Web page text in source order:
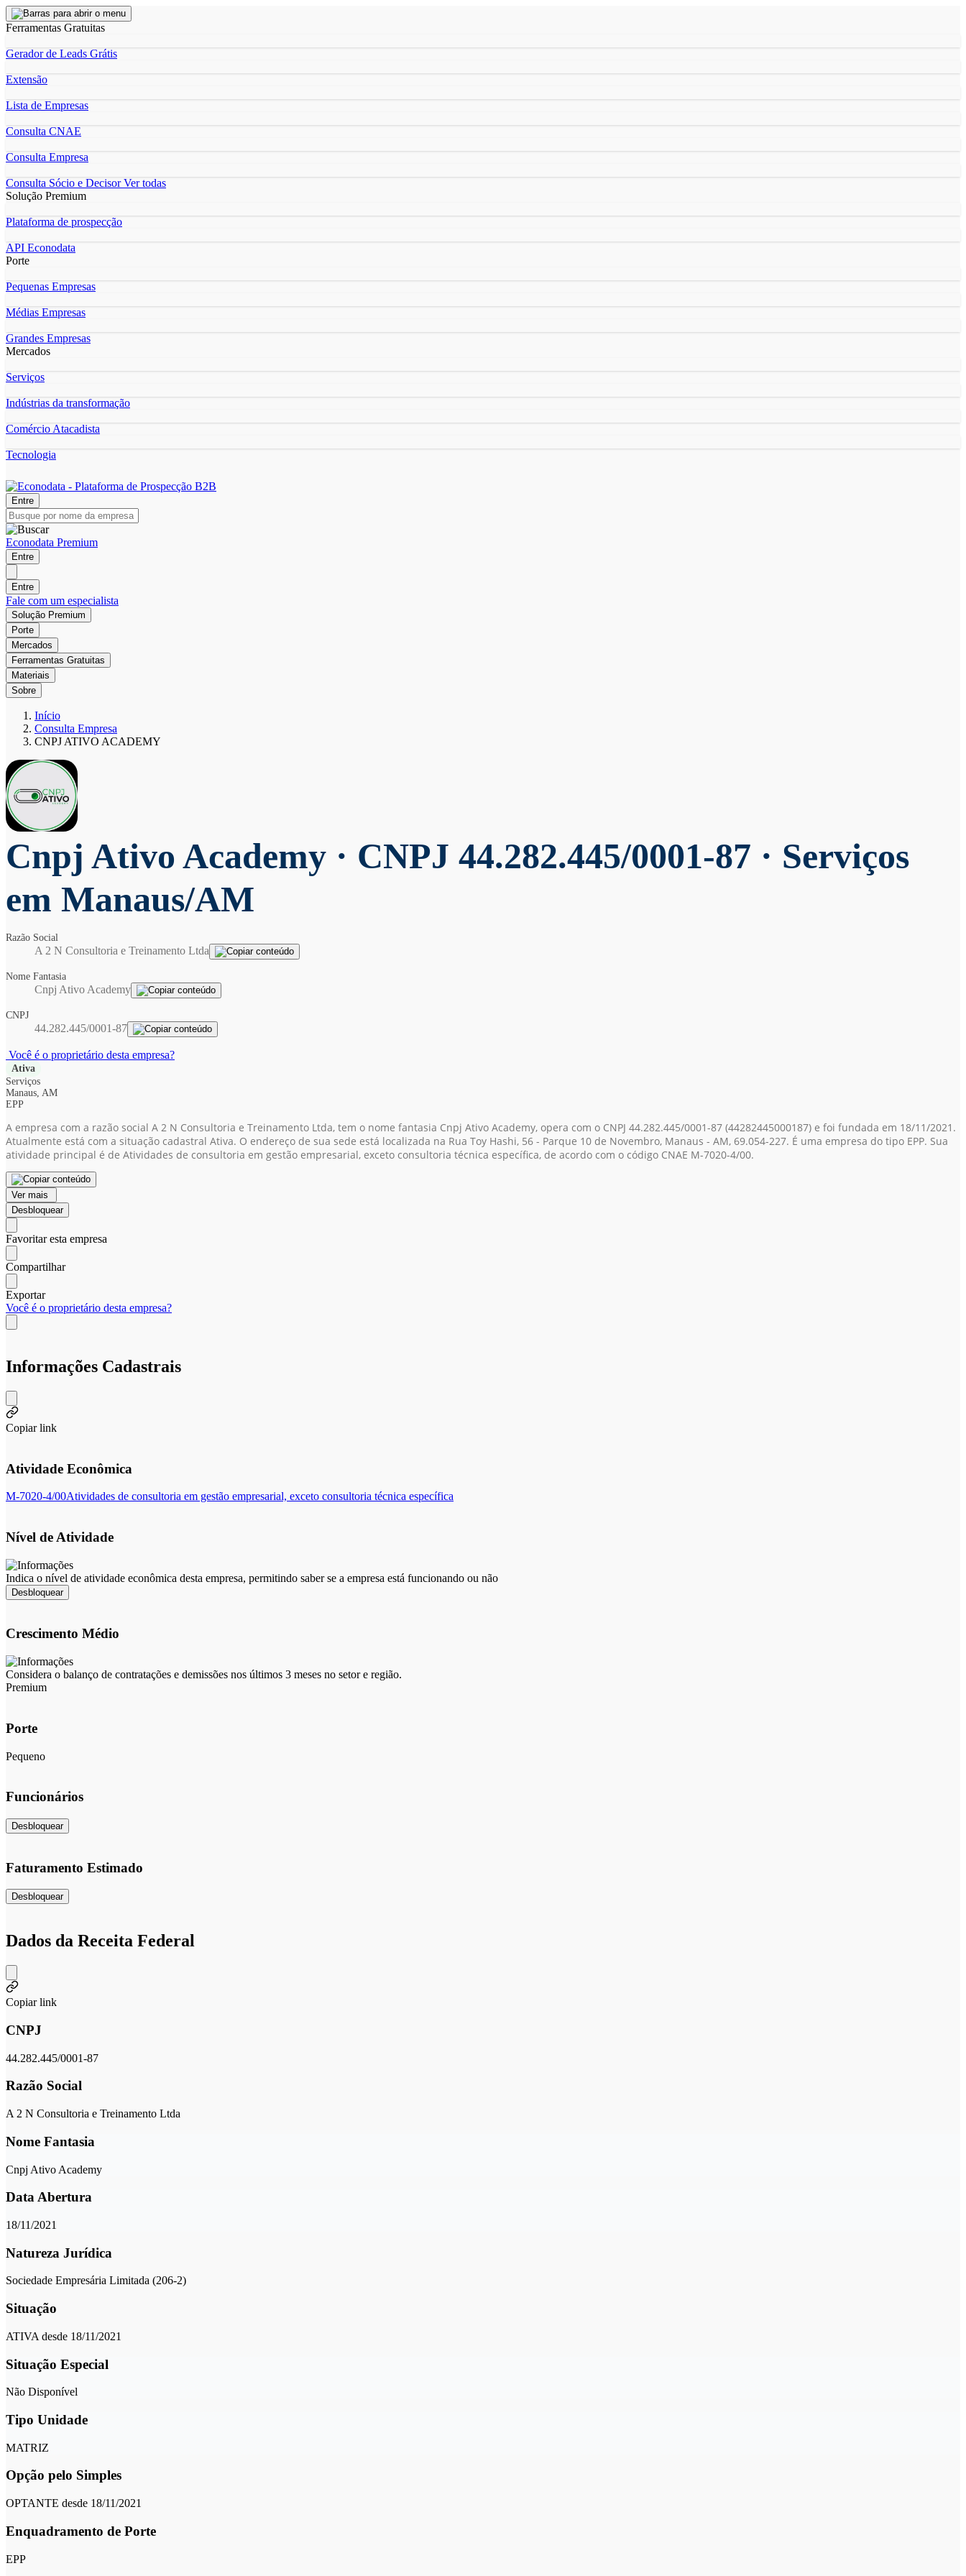
Ferramentas Gratuitas
Gerador de Leads Grátis
Extensão
Lista de Empresas
Consulta CNAE
Consulta Empresa
Consulta Sócio e DecisorVer todas
Solução Premium
Plataforma de prospecção
API Econodata
Porte
Pequenas Empresas
Médias Empresas
Grandes Empresas
Mercados
Serviços
Indústrias da transformação
Comércio Atacadista
Tecnologia
Entre
Econodata Premium
Entre
Entre
Fale com um especialista
Solução Premium
Porte
Mercados
Ferramentas Gratuitas
Materiais
Sobre
Início
Consulta Empresa
CNPJ ATIVO ACADEMY
Cnpj Ativo Academy · CNPJ 44.282.445/0001-87 · Serviços
em Manaus/AM
Razão Social
A 2 N Consultoria e Treinamento Ltda
Nome Fantasia
Cnpj Ativo Academy
CNPJ
44.282.445/0001-87
Você é o proprietário desta empresa?
Ativa
Serviços
Manaus, AM
EPP
A empresa com a razão social A 2 N Consultoria e Treinamento Ltda, tem o nome fantasia Cnpj Ativo Academy, opera com o CNPJ 44.282.445/0001-87 (44282445000187) e foi fundada em 18/11/2021.
Atualmente está com a situação cadastral Ativa. O endereço de sua sede está localizada na Rua Toy Hashi, 56 - Parque 10 de Novembro, Manaus - AM, 69.054-227. É uma empresa do tipo EPP. Sua
atividade principal é de Atividades de consultoria em gestão empresarial, exceto consultoria técnica específica, de acordo com o código CNAE M-7020-4/00.
Ver mais
Desbloquear
Favoritar esta empresa
Compartilhar
Exportar
Você é o proprietário desta empresa?
Informações Cadastrais
Copiar link
Atividade Econômica
M-7020-4/00Atividades de consultoria em gestão empresarial, exceto consultoria técnica específica
Nível de Atividade
Indica o nível de atividade econômica desta empresa, permitindo saber se a empresa está funcionando ou não
Desbloquear
Crescimento Médio
Considera o balanço de contratações e demissões nos últimos 3 meses no setor e região.
Premium
Porte
Pequeno
Funcionários
Desbloquear
Faturamento Estimado
Desbloquear
Dados da Receita Federal
Copiar link
CNPJ
44.282.445/0001-87
Razão Social
A 2 N Consultoria e Treinamento Ltda
Nome Fantasia
Cnpj Ativo Academy
Data Abertura
18/11/2021
Natureza Jurídica
Sociedade Empresária Limitada (206-2)
Situação
ATIVA desde 18/11/2021
Situação Especial
Não Disponível
Tipo Unidade
MATRIZ
Opção pelo Simples
OPTANTE desde 18/11/2021
Enquadramento de Porte
EPP